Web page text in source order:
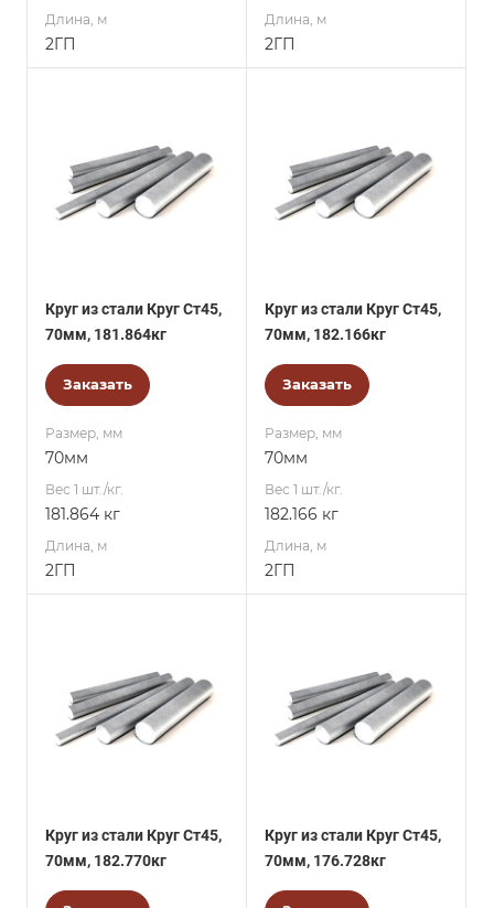
Длина, м
2ГП
Длина, м
2ГП
Круг из стали Круг Ст45,
70мм, 181.864кг
Заказать
Размер, мм
70мм
Вес 1 шт./кг.
181.864 кг
Длина, м
2ГП
Круг из стали Круг Ст45,
70мм, 182.166кг
Заказать
Размер, мм
70мм
Вес 1 шт./кг.
182.166 кг
Длина, м
2ГП
Круг из стали Круг Ст45,
70мм, 182.770кг
Круг из стали Круг Ст45,
70мм, 176.728кг